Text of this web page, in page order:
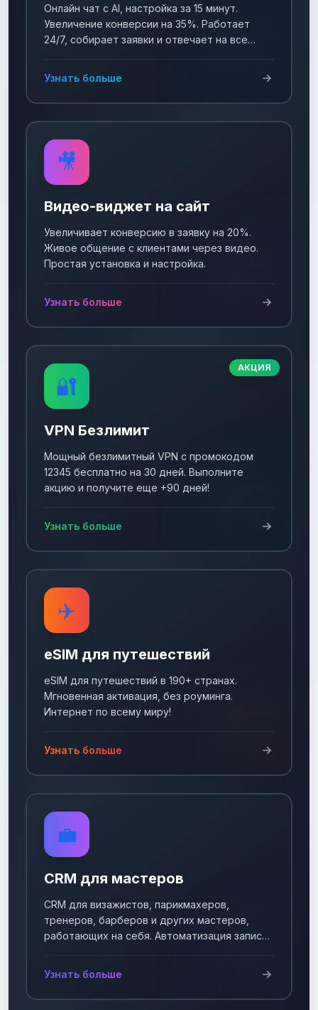
Онлайн чат с AI, настройка за 15 минут.
Увеличение конверсии на 35%. Работает
24/7, собирает заявки и отвечает на все
Узнать больше
🎥
Видео-виджет на сайт
Увеличивает конверсию в заявку на 20%.
Живое общение с клиентами через видео.
Простая установка и настройка.
Узнать больше
АКЦИЯ
🔐
VPN Безлимит
Мощный безлимитный VPN с промокодом
12345 бесплатно на 30 дней. Выполните
акцию и получите еще +90 дней!
Узнать больше
✈️
eSIM для путешествий
eSIM для путешествий в 190+ странах.
Мгновенная активация, без роуминга.
Интернет по всему миру!
Узнать больше
💼
CRM для мастеров
CRM для визажистов, парикмахеров,
тренеров, барберов и других мастеров,
работающих на себя. Автоматизация записи
Узнать больше